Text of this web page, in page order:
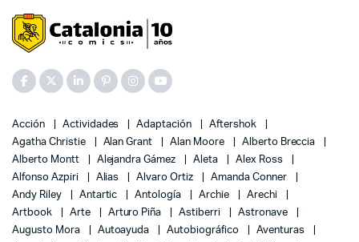
Acción Actividades Adaptación
Aftershok
Agatha Christie
Alan Grant Alan Moore
Alberto Breccia
Alberto Montt
Alejandra Gámez Aleta
Alex Ross
Alfonso Azpiri
Alias Alvaro Ortiz
Amanda Conner
Andy Riley
Antartic Antología Archie
Arechi
Artbook
Arte Arturo Piña Astiberri
Astronave
Augusto Mora
Autoayuda Autobiográfico
Aventuras